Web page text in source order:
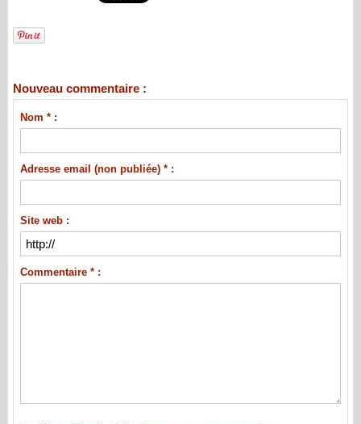
Nouveau commentaire :
Nom * :
Adresse email (non publiée) * :
Site web :
Commentaire * :